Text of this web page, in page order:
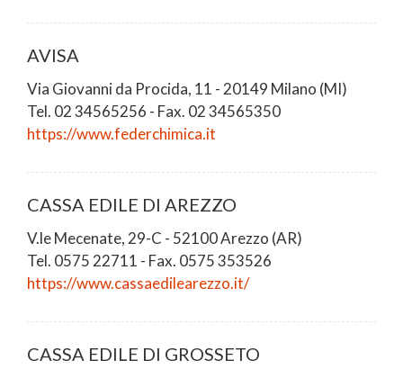
AVISA
Via Giovanni da Procida, 11 - 20149 Milano (MI)
Tel. 02 34565256 - Fax. 02 34565350
https://www.federchimica.it
CASSA EDILE DI AREZZO
V.le Mecenate, 29-C - 52100 Arezzo (AR)
Tel. 0575 22711 - Fax. 0575 353526
https://www.cassaedilearezzo.it/
CASSA EDILE DI GROSSETO